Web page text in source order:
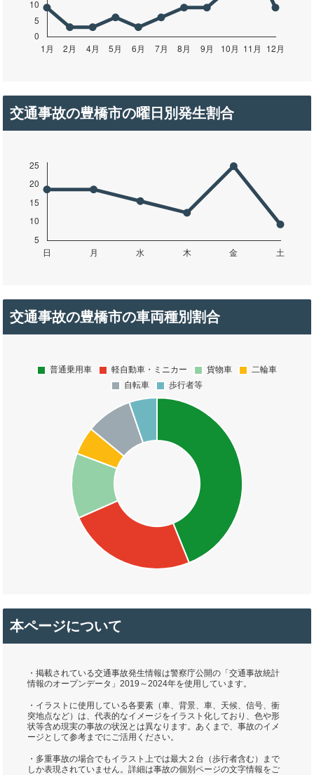
交通事故の豊橋市の曜日別発生割合
交通事故の豊橋市の車両種別割合
本ページについて
・掲載されている交通事故発生情報は警察庁公開の「交通事故統計
情報のオープンデータ」2019～2024年を使用しています。
・イラストに使用している各要素（車、背景、車、天候、信号、衝
突地点など）は、代表的なイメージをイラスト化しており、色や形
状等含め現実の事故の状況とは異なります。あくまで、事故のイメ
ージとして参考までにご活用ください。
・多重事故の場合でもイラスト上では最大２台（歩行者含む）まで
しか表現されていません。詳細は事故の個別ページの文字情報をご